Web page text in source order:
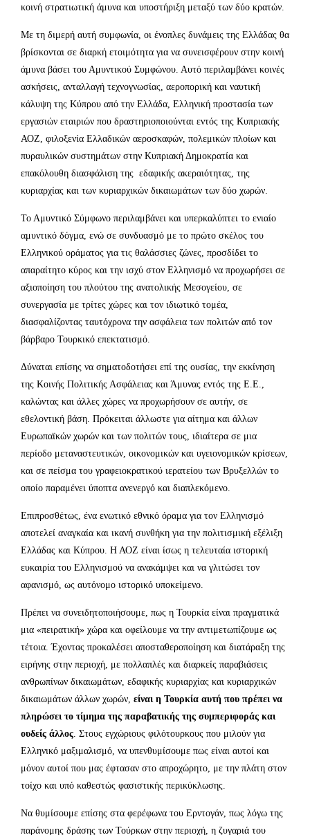
κοινή στρατιωτική άμυνα και υποστήριξη μεταξύ των δύο κρατών.
Με τη διμερή αυτή συμφωνία, οι ένοπλες δυνάμεις της Ελλάδας θα
βρίσκονται σε διαρκή ετοιμότητα για να συνεισφέρουν στην κοινή
άμυνα βάσει του Αμυντικού Συμφώνου. Αυτό περιλαμβάνει κοινές
ασκήσεις, ανταλλαγή τεχνογνωσίας, αεροπορική και ναυτική
κάλυψη της Κύπρου από την Ελλάδα, Ελληνική προστασία των
εργασιών εταιριών που δραστηριοποιούνται εντός της Κυπριακής
ΑΟΖ, φιλοξενία Ελλαδικών αεροσκαφών, πολεμικών πλοίων και
πυραυλικών συστημάτων στην Κυπριακή Δημοκρατία και
επακόλουθη διασφάλιση της εδαφικής ακεραιότητας, της
κυριαρχίας και των κυριαρχικών δικαιωμάτων των δύο χωρών.
Το Αμυντικό Σύμφωνο περιλαμβάνει και υπερκαλύπτει το ενιαίο
αμυντικό δόγμα, ενώ σε συνδυασμό με το πρώτο σκέλος του
Ελληνικού οράματος για τις θαλάσσιες ζώνες, προσδίδει το
απαραίτητο κύρος και την ισχύ στον Ελληνισμό να προχωρήσει σε
αξιοποίηση του πλούτου της ανατολικής Μεσογείου, σε
συνεργασία με τρίτες χώρες και τον ιδιωτικό τομέα,
διασφαλίζοντας ταυτόχρονα την ασφάλεια των πολιτών από τον
βάρβαρο Τουρκικό επεκτατισμό.
Δύναται επίσης να σηματοδοτήσει επί της ουσίας, την εκκίνηση
της Κοινής Πολιτικής Ασφάλειας και Άμυνας εντός της Ε.Ε.,
καλώντας και άλλες χώρες να προχωρήσουν σε αυτήν, σε
εθελοντική βάση. Πρόκειται άλλωστε για αίτημα και άλλων
Ευρωπαϊκών χωρών και των πολιτών τους, ιδιαίτερα σε μια
περίοδο μεταναστευτικών, οικονομικών και υγειονομικών κρίσεων,
και σε πείσμα του γραφειοκρατικού ιερατείου των Βρυξελλών το
οποίο παραμένει ύποπτα ανενεργό και διαπλεκόμενο.
Επιπροσθέτως, ένα ενωτικό εθνικό όραμα για τον Ελληνισμό
αποτελεί αναγκαία και ικανή συνθήκη για την πολιτισμική εξέλιξη
Ελλάδας και Κύπρου. Η ΑΟΖ είναι ίσως η τελευταία ιστορική
ευκαιρία του Ελληνισμού να ανακάμψει και να γλιτώσει τον
αφανισμό, ως αυτόνομο ιστορικό υποκείμενο.
Πρέπει να συνειδητοποιήσουμε, πως η Τουρκία είναι πραγματικά
μια «πειρατική» χώρα και οφείλουμε να την αντιμετωπίζουμε ως
τέτοια. Έχοντας προκαλέσει αποσταθεροποίηση και διατάραξη της
ειρήνης στην περιοχή, με πολλαπλές και διαρκείς παραβιάσεις
ανθρωπίνων δικαιωμάτων, εδαφικής κυριαρχίας και κυριαρχικών
δικαιωμάτων άλλων χωρών, είναι η Τουρκία αυτή που πρέπει να
πληρώσει το τίμημα της παραβατικής της συμπεριφοράς και
ουδείς άλλος . Στους εγχώριους φιλότουρκους που μιλούν για
Ελληνικό μαξιμαλισμό, να υπενθυμίσουμε πως είναι αυτοί και
μόνον αυτοί που μας έφτασαν στο απροχώρητο, με την πλάτη στον
τοίχο και υπό καθεστώς φασιστικής περικύκλωσης.
Να θυμίσουμε επίσης στα φερέφωνα του Ερντογάν, πως λόγω της
παράνομης δράσης των Τούρκων στην περιοχή, η ζυγαριά του